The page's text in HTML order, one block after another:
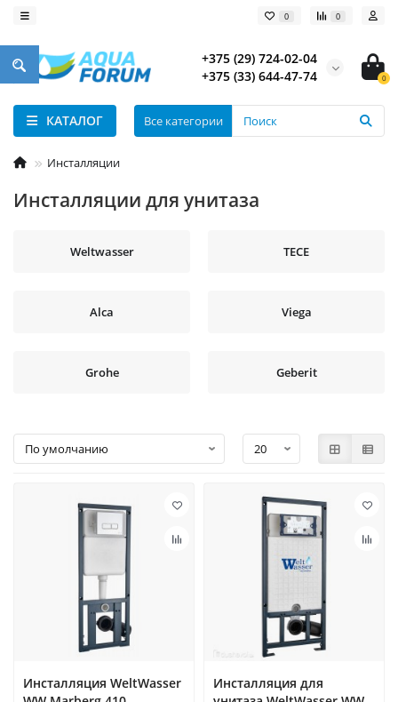
0 0
+375 (29) 724-02-04
+375 (33) 644-47-74
0
КАТАЛОГ Все категории
Инсталляции
Инсталляции для унитаза
Weltwasser TECE
Alca Viega
Grohe Geberit
Инсталляция WeltWasser
Инсталляция для